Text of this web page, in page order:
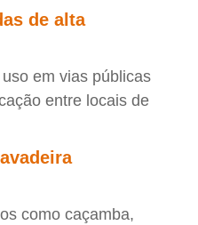
de alta
em vias públicas
entre locais de
como caçamba,